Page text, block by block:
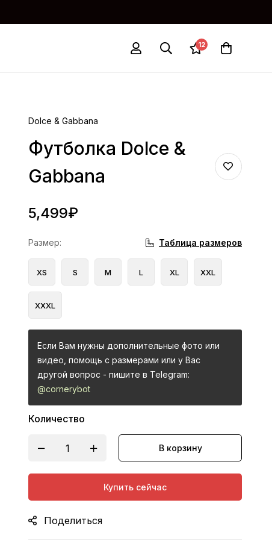
12
Dolce & Gabbana
Футболка Dolce &
Gabbana
5,499₽
Размер: Таблица размеров
XS S M L XL XXL
XXXL
Если Вам нужны дополнительные фото или
видео, помощь с размерами или у Вас
другой вопрос - пишите в Telegram:
@cornerybot
Количество
В корзину
Купить сейчас
Поделиться